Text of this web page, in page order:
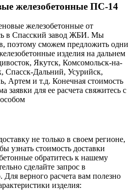
железобетонные ПС-14
железобетонные от
в Cпасский завод ЖБИ. Мы
поэтому сможем предложить одни
изделия на дальнем
Якутск, Комсомольск-на-
Дальний, Усурийск,
Артем и т.д. Конечная стоимость
заявки для ее расчета свяжитесь с
не только в своем регионе,
узнать стоимость доставки
обратитесь к нашему
сделайте запрос в
верного расчета вам полезно
изделия: